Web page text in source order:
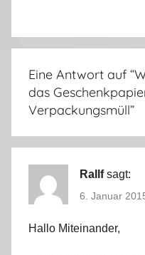
2
0
1
4
5
Eine Antwort auf “
das
Verpackungsmüll”
Rallf sagt:
6. Januar
Hallo Miteinander,